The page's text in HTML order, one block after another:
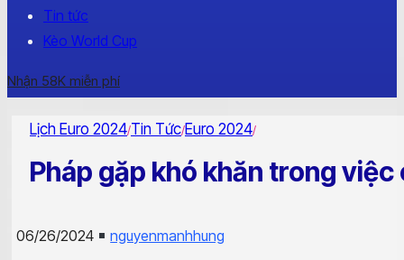
Tin tức
Kèo World Cup
Nhận 58K miễn phí
Lịch Euro 2024/Tin Tức/Euro 2024/
Pháp gặp khó khăn trong
06/26/2024
nguyenmanhhung